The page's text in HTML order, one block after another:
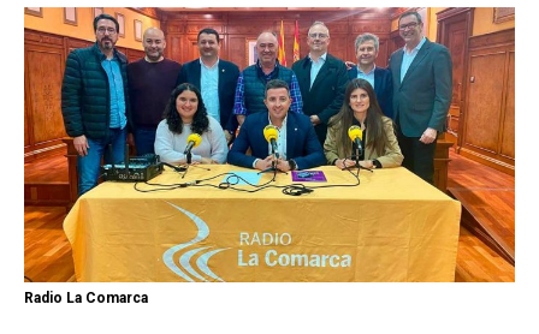
Radio La Comarca